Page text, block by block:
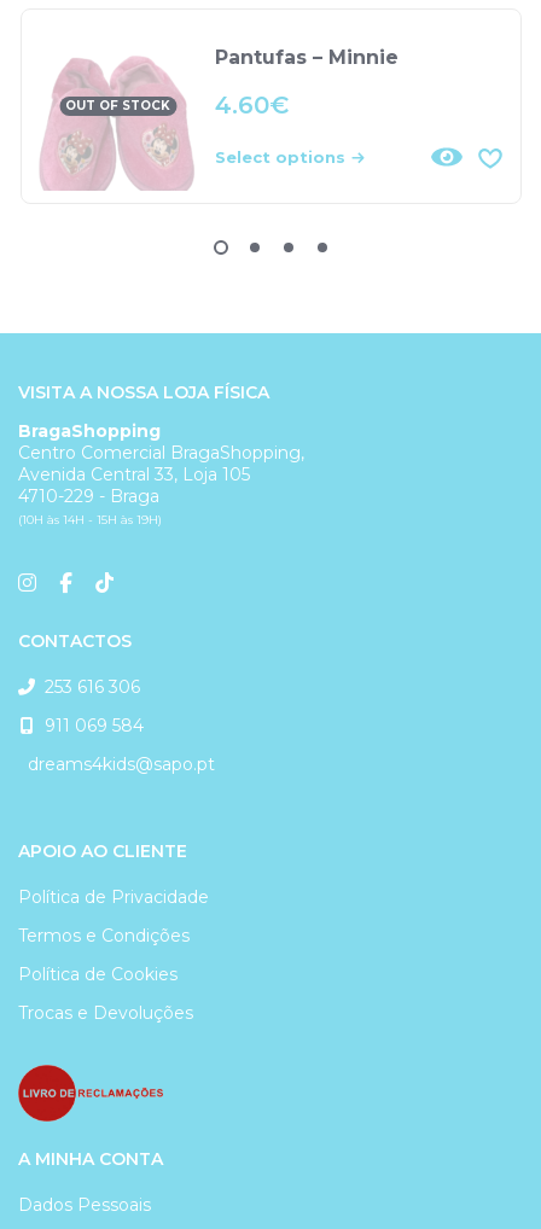
OUT OF STOCK
Pantufas – Minnie
4.60€
Select options
VISITA A NOSSA LOJA FÍSICA
BragaShopping
Centro Comercial BragaShopping,
Avenida Central 33, Loja 105
4710-229 - Braga
(10H às 14H - 15H às 19H)
CONTACTOS
253 616 306
911 069 584
dreams4kids@sapo.pt
APOIO AO CLIENTE
Política de Privacidade
Termos e Condições
Política de Cookies
Trocas e Devoluções
A MINHA CONTA
Dados Pessoais